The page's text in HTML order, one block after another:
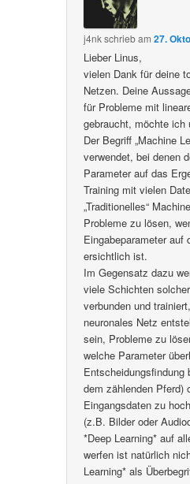
j4nkschriebam27.
Lieber Linus,
vielen Dank für deine
Netzen. Deine
für Probleme mit
gebraucht, möchte ich
Der Begriff „Machine
verwendet, bei denen
Parameter auf das
Training mit vielen
„Traditionelles“
Probleme zu lösen,
Eingabeparameter
ersichtlich ist.
Im Gegensatz dazu
viele Schichten
verbunden und
neuronales Netz
sein, Probleme zu
welche Parameter
dem zählenden Pferd)
Eingangsdaten zu
(z.B. Bilder oder
*Deep Learning* auf
werfen ist natürlich
Learning* als